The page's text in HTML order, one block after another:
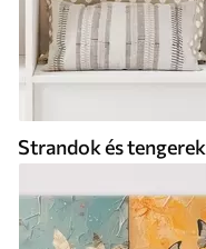
Strandok és tengerek